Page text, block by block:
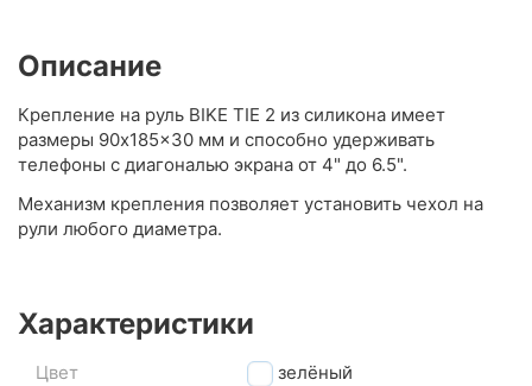
Описание
Крепление на руль BIKE TIE 2 из силикона имеет
размеры 90x185x30 мм и способно удерживать
телефоны с диагональю экрана от 4" до 6.5".
Механизм крепления позволяет установить чехол на
рули любого диаметра.
Характеристики
Цвет
зелёный